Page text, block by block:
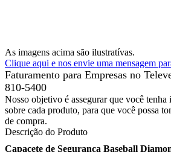
As imagens acima são ilustratívas.
Clique aqui e nos envie uma mensagem
Faturamento para Empresas no
810-5400
Nosso objetivo é assegurar que você
sobre cada produto, para que você possa
de compra.
Descrição do Produto
Capacete de Segurança Baseball